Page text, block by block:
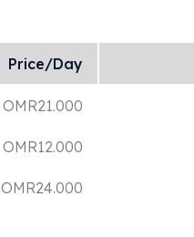
Price/Day
OMR21.000
OMR12.000
OMR24.000